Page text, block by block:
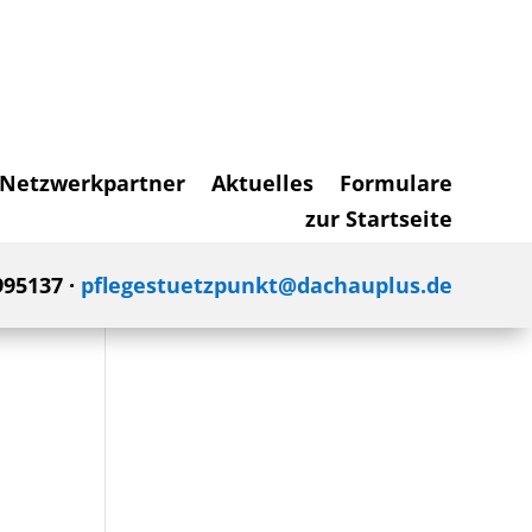
Netzwerkpartner Aktuelles
Formulare
zur Startseite
· pflegestuetzpunkt@dachauplus.de